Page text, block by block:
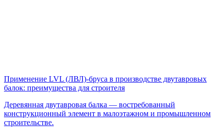
Применение LVL (ЛВЛ)-бруса в производстве двутавровых
балок: преимущества для строителя
Деревянная двутавровая балка — востребованный
конструкционный элемент в малоэтажном и промышленном
строительстве.